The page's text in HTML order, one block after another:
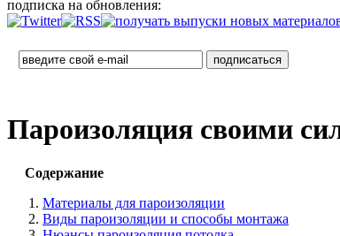
подписка на обновления:
Пароизоляция своими
Содержание
Материалы для пароизоляции
Виды пароизоляции и способы монтажа